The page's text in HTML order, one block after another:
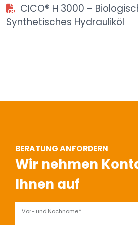
CICO® H 3000 –
Synthetisches Hydrauliköl
BERATUNG ANFORDERN
Wir nehmen
Ihnen auf
Vor- und Nachname*